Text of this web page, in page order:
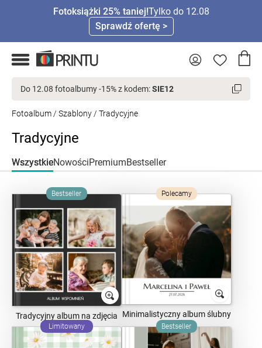
Fotoksiążki 25% taniej!Tylko do 12.08
Sprawdź ofertę >
Do 12.08 fotoalbumy -15% z kodem:SIE12
Fotoalbum / Szablony / Tradycyjne
Tradycyjne
WszystkieNowościPremiumBestseller
Bestseller
Tradycyjny album na zdjęcia
Polecamy
Minimalistyczny album ślubny
Limitowany Bestseller